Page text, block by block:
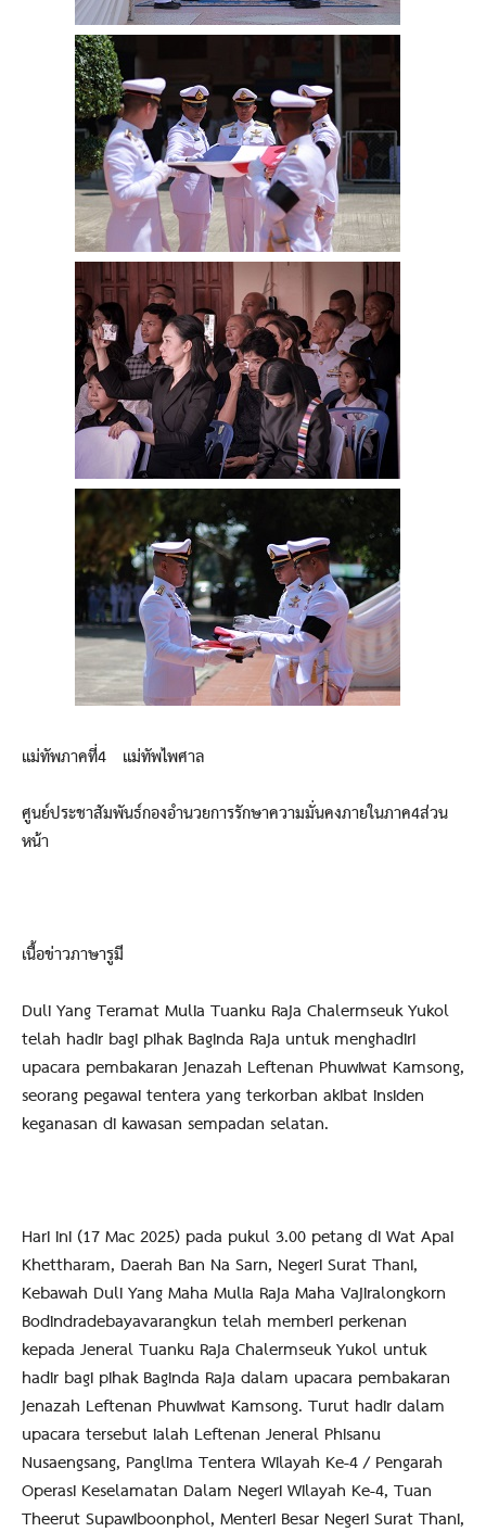
แม่ทัพภาคที่4 แม่ทัพไพศาล
ศูนย์ประชาสัมพันธ์กองอำนวยการรักษาความมั่นคงภายในภาค4ส่วน
หน้า
เนื้อข่าวภาษารูมี
Duli Yang Teramat Mulia Tuanku Raja Chalermseuk Yukol
telah hadir bagi pihak Baginda Raja untuk menghadiri
upacara pembakaran jenazah Leftenan Phuwiwat Kamsong,
seorang pegawai tentera yang terkorban akibat insiden
keganasan di kawasan sempadan selatan.
Hari ini (17 Mac 2025) pada pukul 3.00 petang di Wat Apai
Khettharam, Daerah Ban Na Sarn, Negeri Surat Thani,
Kebawah Duli Yang Maha Mulia Raja Maha Vajiralongkorn
Bodindradebayavarangkun telah memberi perkenan
kepada Jeneral Tuanku Raja Chalermseuk Yukol untuk
hadir bagi pihak Baginda Raja dalam upacara pembakaran
jenazah Leftenan Phuwiwat Kamsong. Turut hadir dalam
upacara tersebut ialah Leftenan Jeneral Phisanu
Nusaengsang, Panglima Tentera Wilayah Ke-4 / Pengarah
Operasi Keselamatan Dalam Negeri Wilayah Ke-4, Tuan
Theerut Supawiboonphol, Menteri Besar Negeri Surat Thani,